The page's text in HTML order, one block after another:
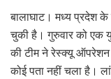
बालाघाट। मध्य प्रदेश के
चुकी है। गुरुवार को एक
की टीम ने रेस्क्यू
कोई पता नहीं चला है।